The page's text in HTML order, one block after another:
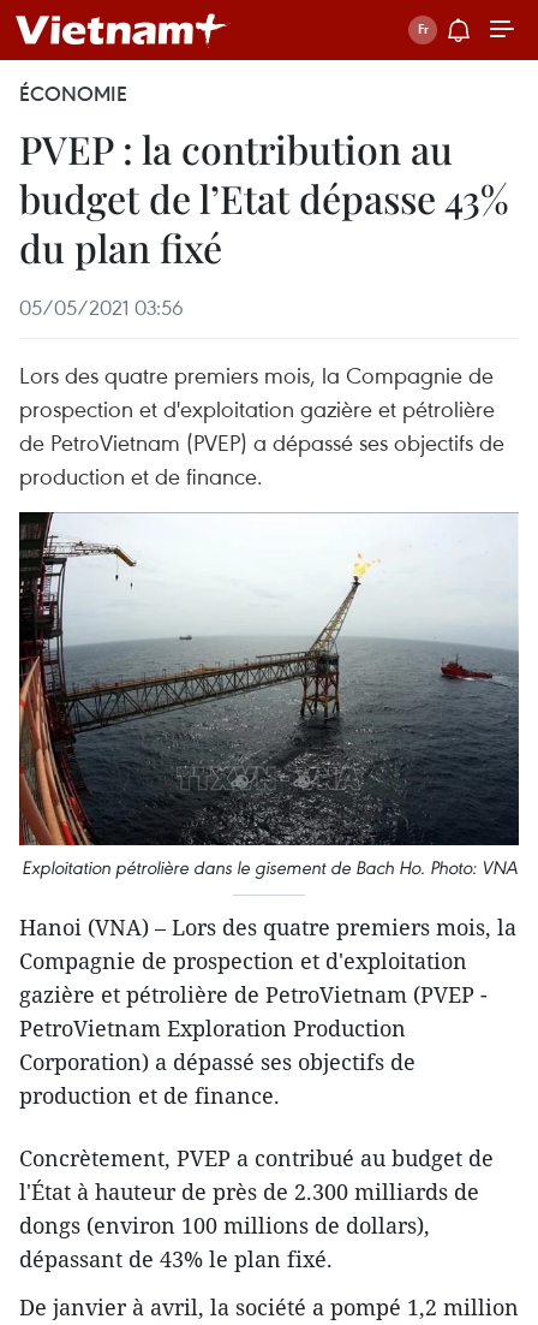
ÉCONOMIE
PVEP : la contribution au
budget de l’Etat dépasse 43%
du plan fixé
05/05/2021 03:56
Lors des quatre premiers mois, la Compagnie de
prospection et d'exploitation gazière et pétrolière
de PetroVietnam (PVEP) a dépassé ses objectifs de
production et de finance.
Exploitation pétrolière dans le gisement de Bach Ho. Photo: VNA
Hanoi (VNA) – Lors des quatre premiers mois, la
Compagnie de prospection et d'exploitation
gazière et pétrolière de PetroVietnam (PVEP -
PetroVietnam Exploration Production
Corporation) a dépassé ses objectifs de
production et de finance.
Concrètement, PVEP a contribué au budget de
l'État à hauteur de près de 2.300 milliards de
dongs (environ 100 millions de dollars),
dépassant de 43% le plan fixé.
De janvier à avril, la société a pompé 1,2 million